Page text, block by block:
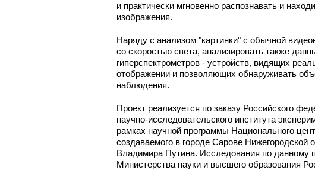
и практически мгновенно распознавать и
изображения.
Наряду с анализом "картинки" с обычной
со скоростью света, анализировать также
гиперспектрометров - устройств, видящих
отображении и позволяющих обнаруживать
наблюдения.
Проект реализуется по заказу Российского
научно-исследовательского института
рамках научной программы Национального
создаваемого в городе Сарове Нижегородской
Владимира Путина. Исследования по данному
Министерства науки и высшего образования